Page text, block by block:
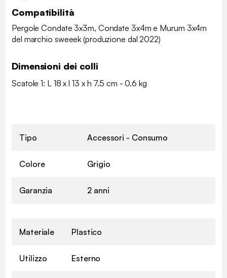
Compatibilità
Pergole Condate 3x3m, Condate 3x4m e Murum 3x4m
del marchio sweeek (produzione dal 2022)
Dimensioni dei colli
Scatole 1: L 18 x l 13 x h 7.5 cm - 0.6 kg
Tipo Accessori - Consumo
Colore Grigio
Garanzia 2 anni
Materiale Plastico
Utilizzo Esterno